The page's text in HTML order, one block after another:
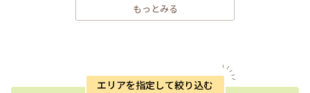
もっとみる
エリアを指定して絞り込む